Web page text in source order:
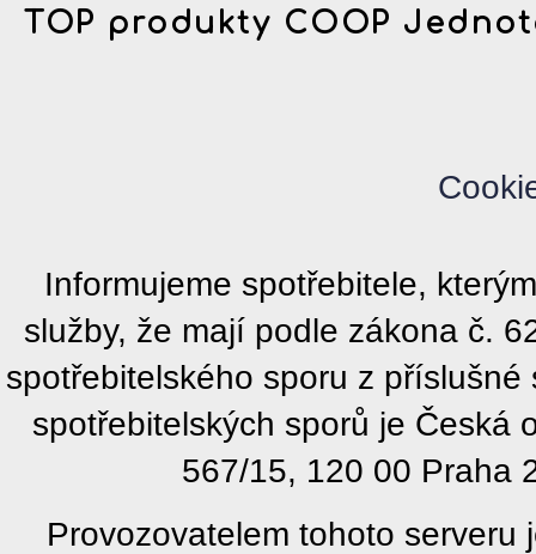
TOP produkty COOP
Informujeme spotřebitele,
služby, že mají podle zákona č.
spotřebitelského sporu z
spotřebitelských sporů je Česká
567/15, 120 00 Praha
Provozovatelem tohoto